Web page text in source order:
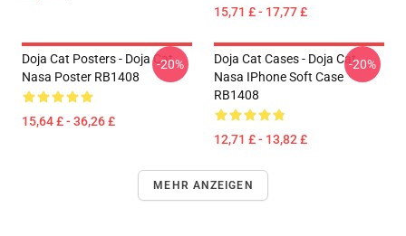
15,71 £ - 17,77 £
Doja Cat Posters - Doja Cat
Nasa Poster RB1408
15,64 £ - 36,26 £
-20%
Doja Cat Cases - Doja Cat
Nasa IPhone Soft Case
RB1408
12,71 £ - 13,82 £
-20%
MEHR ANZEIGEN